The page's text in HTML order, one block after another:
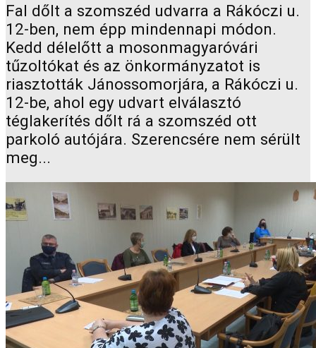
Fal dőlt a szomszéd udvarra a Rákóczi u.
12-ben, nem épp mindennapi módon.
Kedd délelőtt a mosonmagyaróvári
tűzoltókat és az önkormányzatot is
riasztották Jánossomorjára, a Rákóczi u.
12-be, ahol egy udvart elválasztó
téglakerítés dőlt rá a szomszéd ott
parkoló autójára. Szerencsére nem sérült
meg...